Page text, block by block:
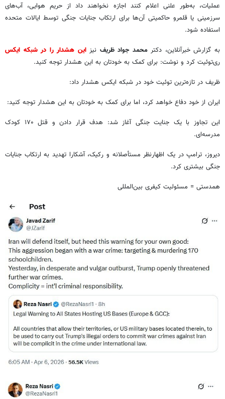
عملیات، به‌طور علنی اعلام کنند اجازه نخواهند داد از حریم هوایی، آب‌های
سرزمینی یا قلمرو حاکمیتی آن‌ها برای ارتکاب جنایات جنگی توسط ایالات متحده
استفاده شود.
به گزارش خبرآنلاین، دکترمحمد جواد ظریف نیز این هشدار را در شبکه ایکس
ری‌توئیت کرد و نوشت: برای کمک به خودتان به این هشدار توجه کنید.
ظریف در تازه‌ترین توئیت خود در شبکه ایکس هشدار داد:
ایران از خود دفاع خواهد کرد، اما برای کمک به خودتان به این هشدار توجه کنید:
این تجاوز با یک جنایت جنگی آغاز شد: هدف قرار دادن و قتل ۱۷۰ کودک
مدرسه‌ای.
دیروز، ترامپ در یک اظهارنظر مستأصلانه و رکیک، آشکارا تهدید به ارتکاب جنایات
جنگی بیشتری کرد.
همدستی = مسئولیت کیفری بین‌المللی